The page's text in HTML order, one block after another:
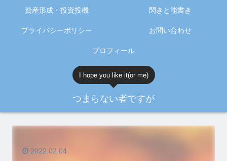
I hope you like it(or me)
つまらない者ですが
資産形成・投資投機 閃きと能書き
プライバシーポリシー お問い合わせ
プロフィール
2022.02.04